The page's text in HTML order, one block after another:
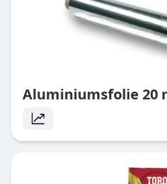
Aluminiumsfolie 20